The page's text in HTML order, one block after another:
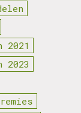
2021
2023